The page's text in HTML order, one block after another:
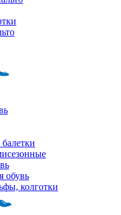
обувь
колготки